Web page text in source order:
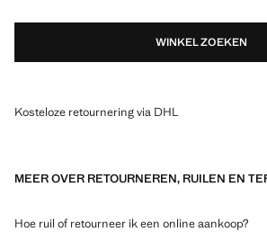
WINKEL ZOEKEN
Kosteloze retournering via DHL
MEER OVER RETOURNEREN, RUILEN EN
Hoe ruil of retourneer ik een online aankoop?